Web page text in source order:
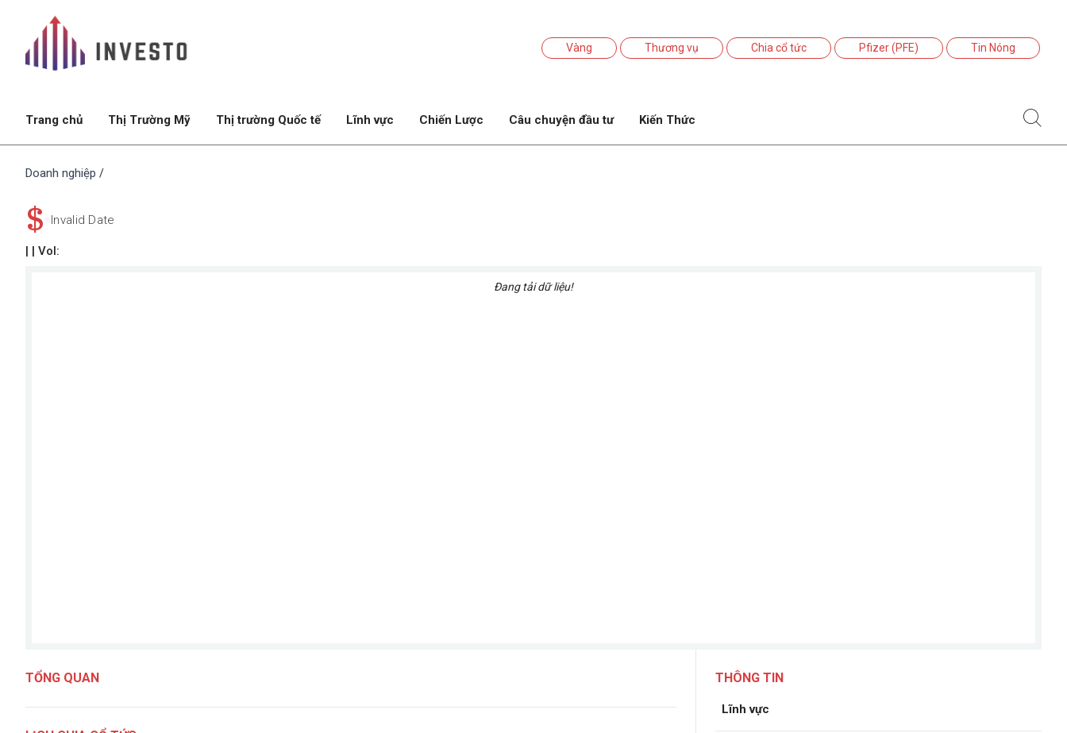
Vàng Thương vụ Chia cổ tức Pfizer (PFE) Tin Nóng
Trang chủ Thị Trường Mỹ Thị trường Quốc tế Lĩnh vực Chiến Lược Câu chuyện đầu tư Kiến Thức
Doanh nghiệp /
$ Invalid Date
| | Vol:
Đang tải dữ liệu!
TỔNG QUAN THÔNG TIN
Lĩnh vực